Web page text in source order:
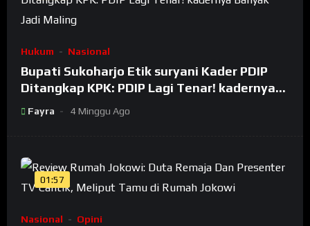
Hukum Nasional
Bupati Sukoharjo Etik suryani Kader PDIP
Ditangkap KPK: PDIP Lagi Tenar! kadernya
Banyak Jadi Maling
Fayra 4 Minggu Ago
01:57
Nasional Opini